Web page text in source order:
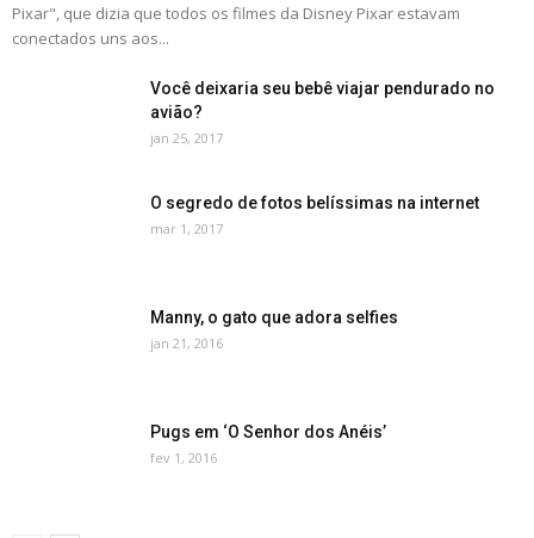
Pixar", que dizia que todos os filmes da Disney Pixar estavam
conectados uns aos...
Você deixaria seu bebê viajar pendurado no
avião?
jan 25, 2017
O segredo de fotos belíssimas na internet
mar 1, 2017
Manny, o gato que adora selfies
jan 21, 2016
Pugs em ‘O Senhor dos Anéis’
fev 1, 2016